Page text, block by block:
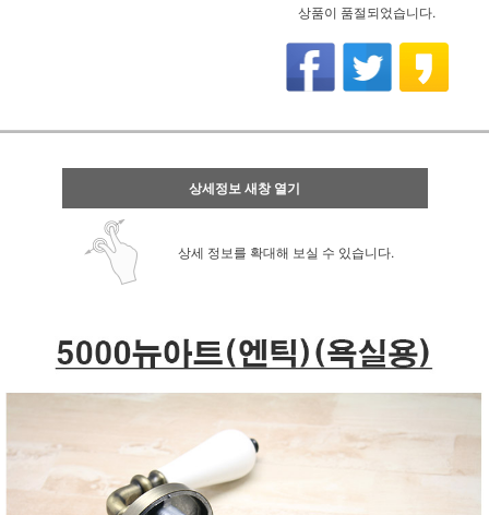
상품이 품절되었습니다.
상세정보 새창 열기
상세 정보를 확대해 보실 수 있습니다.